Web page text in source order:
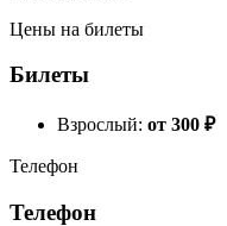
Цены на билеты
Билеты
Взрослый: от 300 ₽
Телефон
Телефон